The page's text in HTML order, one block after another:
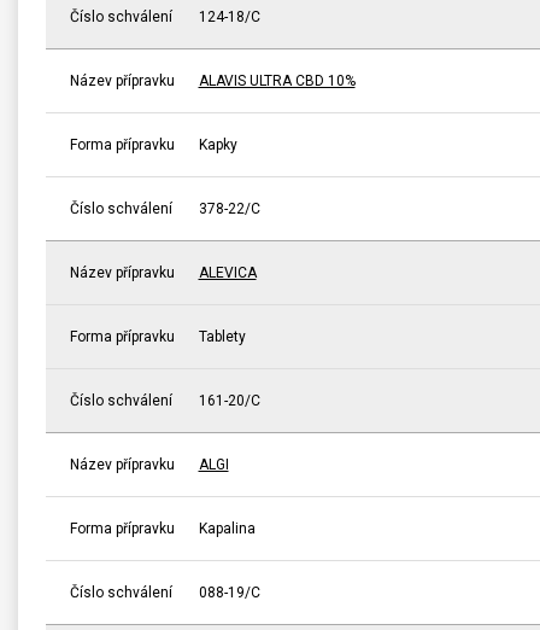
Číslo schválení 124-18/C
Název přípravku ALAVIS ULTRA CBD 10%
Forma přípravku Kapky
Číslo schválení 378-22/C
Název přípravku ALEVICA
Forma přípravku Tablety
Číslo schválení 161-20/C
Název přípravku ALGI
Forma přípravku Kapalina
Číslo schválení 088-19/C